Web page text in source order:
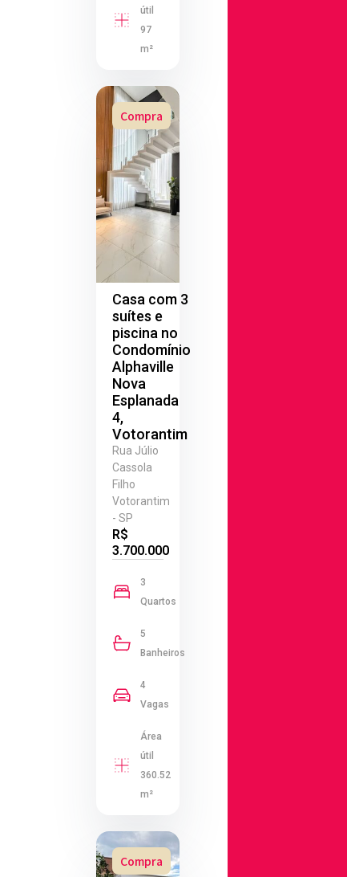
útil
97
m²
Compra
Casa com 3
suítes e
piscina no
Condomínio
Alphaville
Nova
Esplanada
4,
Votorantim
Rua Júlio
Cassola
Filho
Votorantim
- SP
R$
3.700.000
3
Quartos
5
Banheiros
4
Vagas
Área
útil
360.52
m²
Compra